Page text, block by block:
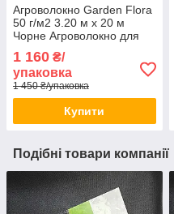
Агроволокно Garden Flora
50 г/м2 3.20 м х 20 м
Чорне Агроволокно для
для городу
1 160 ₴/
упаковка
1 450 ₴/упаковка
Купити
Подібні товари компанії